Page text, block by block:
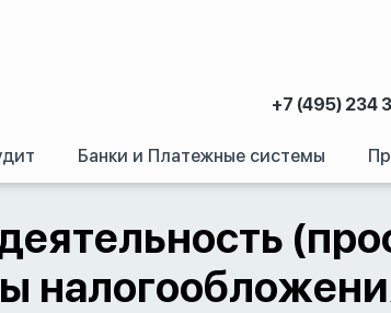
+7 (495) 234
Банки и Платежные системы
(простое товарищество) на территории РФ: вопросы